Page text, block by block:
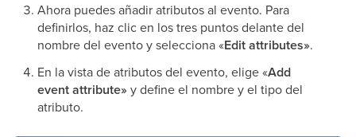
Ahora puedes añadir atributos al evento. Para
definirlos, haz clic en los tres puntos delante del
nombre del evento y selecciona «Edit attributes».
En la vista de atributos del evento, elige «Add
event attribute» y define el nombre y el tipo del
atributo.